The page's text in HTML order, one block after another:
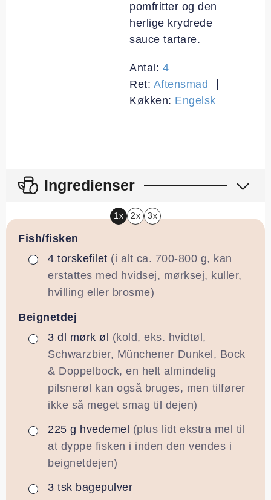
pomfritter og den
herlige krydrede
sauce tartare.
Antal: 4
Ret: Aftensmad
Køkken: Engelsk
Ingredienser
1x 2x 3x
Fish/fisken
▢
4 torskefilet (i alt ca. 700-800 g, kan
erstattes med hvidsej, mørksej, kuller,
hvilling eller brosme)
Beignetdej
▢
3 dl mørk øl (kold, eks. hvidtøl,
Schwarzbier, Münchener Dunkel, Bock
& Doppelbock, en helt almindelig
pilsnerøl kan også bruges, men tilfører
ikke så meget smag til dejen)
▢
225 g hvedemel (plus lidt ekstra mel til
at dyppe fisken i inden den vendes i
beignetdejen)
▢
3 tsk bagepulver